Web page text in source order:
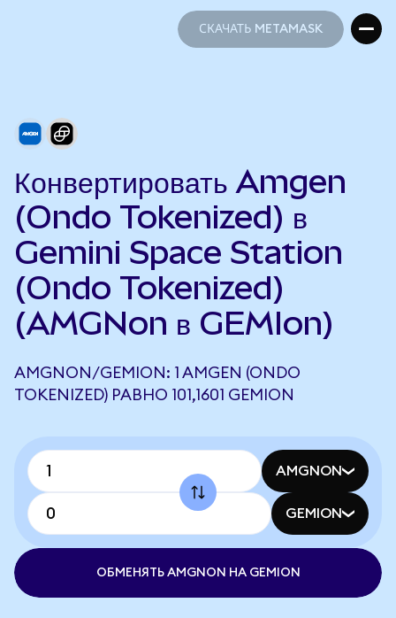
СКАЧАТЬ METAMASK
Конвертировать Amgen
(Ondo Tokenized) в
Gemini Space Station
(Ondo Tokenized)
(AMGNon в GEMIon)
AMGNON/GEMION: 1 AMGEN (ONDO
TOKENIZED) РАВНО 101,1601 GEMION
AMGNON
GEMION
ОБМЕНЯТЬ AMGNON НА GEMION